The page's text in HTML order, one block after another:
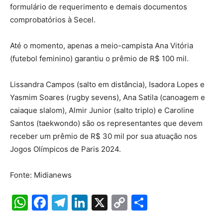
formulário de requerimento e demais documentos
comprobatórios à Secel.
Até o momento, apenas a meio-campista Ana Vitória
(futebol feminino) garantiu o prêmio de R$ 100 mil.
Lissandra Campos (salto em distância), Isadora Lopes e
Yasmim Soares (rugby sevens), Ana Satila (canoagem e
caiaque slalom), Almir Junior (salto triplo) e Caroline
Santos (taekwondo) são os representantes que devem
receber um prêmio de R$ 30 mil por sua atuação nos
Jogos Olímpicos de Paris 2024.
Fonte: Midianews
W F
T
Li X
C